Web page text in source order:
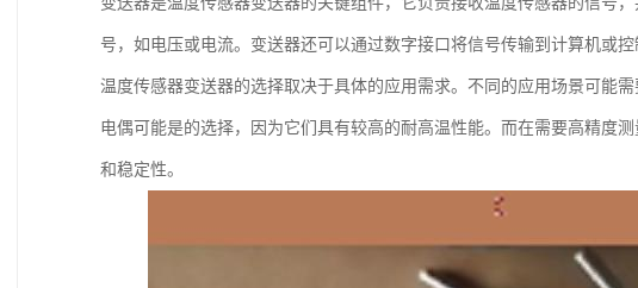
号，如电压或电流。变送器还可以通过数字接口将信号传输到计算机或
温度传感器变送器的选择取决于具体的应用需求。不同的应用场景可能
电偶可能是的选择，因为它们具有较高的耐高温性能。而在需要高精度
和稳定性。